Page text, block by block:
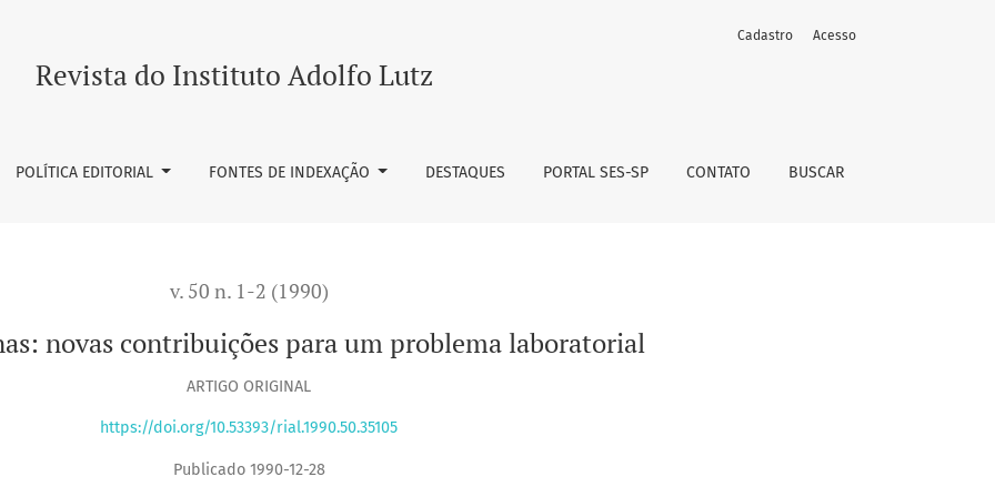
laboratorial
Revista do Instituto Adolfo Lutz
POLÍTICA EDITORIAL FONTES DE INDEXAÇÃO DESTAQUES PORTAL SES-SP CONTATO BUSCAR
Cadastro Acesso
v. 50 n. 1-2 (1990)
novas contribuições para um problema laboratorial
ARTIGO ORIGINAL
https://doi.org/10.53393/rial.1990.50.35105
Publicado 1990-12-28